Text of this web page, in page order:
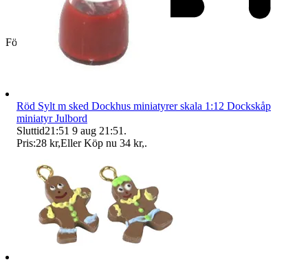
Företag
Röd Sylt m sked Dockhus miniatyrer skala 1:12 Dockskåp
miniatyr Julbord
Sluttid21:51 9 aug 21:51 .
Pris:28 kr,Eller Köp nu 34 kr,.